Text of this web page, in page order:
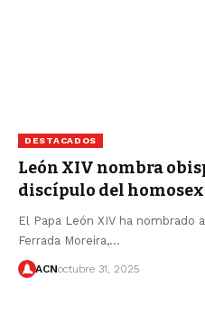
DESTACADOS
León XIV nombra
discípulo del
El Papa León XIV ha nombrado
Ferrada Moreira,…
ACNoctubre 31, 2025